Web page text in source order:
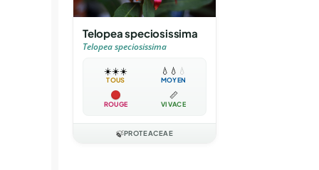
Telopea speciosissima
Telopea speciosissima
☀️☀️☀️
TOUS
💧 💧 💧
MOYEN
ROUGE
📏
VIVACE
🍃PROTEACEAE